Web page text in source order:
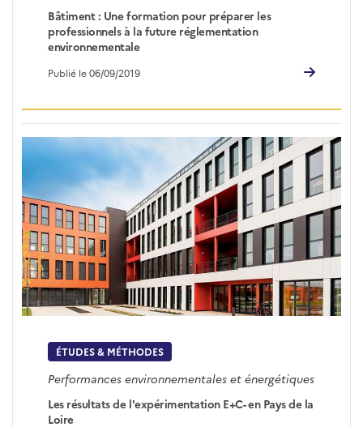
Bâtiment : Une formation pour préparer les
professionnels à la future réglementation
environnementale
Publié le 06/09/2019
ÉTUDES & MÉTHODES
Performances environnementales et énergétiques
Les résultats de l'expérimentation E+C- en Pays de la
Loire